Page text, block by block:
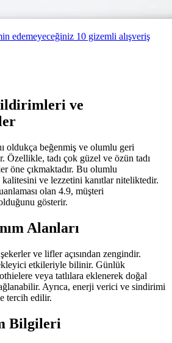
edemeyeceğiniz 10 gizemli alışveriş
ve
oldukça beğenmiş ve olumlu geri
Özellikle, tadı çok güzel ve özün tadı
öne çıkmaktadır. Bu olumlu
ve lezzetini kanıtlar niteliktedir.
olan 4.9, müşteri
gösterir.
Alanları
ve lifler açısından zengindir.
etkileriyle bilinir. Günlük
veya tatlılara eklenerek doğal
Ayrıca, enerji verici ve sindirimi
tercih edilir.
Bilgileri